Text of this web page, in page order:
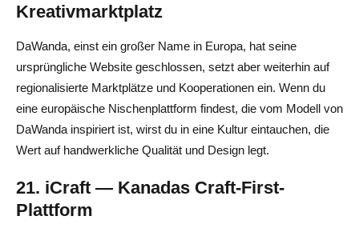
Kreativmarktplatz
DaWanda, einst ein großer Name in Europa, hat seine
ursprüngliche Website geschlossen, setzt aber weiterhin auf
regionalisierte Marktplätze und Kooperationen ein. Wenn du
eine europäische Nischenplattform findest, die vom Modell von
DaWanda inspiriert ist, wirst du in eine Kultur eintauchen, die
Wert auf handwerkliche Qualität und Design legt.
21. iCraft — Kanadas Craft-First-
Plattform